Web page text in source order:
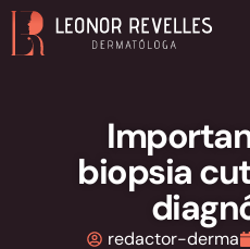
biopsia
redactor-derma